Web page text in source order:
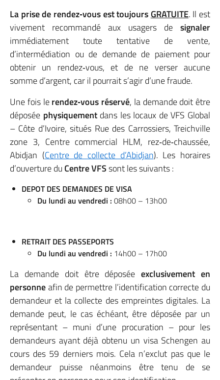
La prise de rendez‑vous est toujours GRATUITE. Il est
vivement recommandé aux usagers de signaler
immédiatement toute tentative de vente,
d’intermédiation ou de demande de paiement pour
obtenir un rendez‑vous, et de ne verser aucune
somme d’argent, car il pourrait s’agir d’une fraude.
Une fois lerendez‑vous réservé, la demande doit être
déposée physiquementdans les locaux de VFS Global
– Côte d’Ivoire, situés Rue des Carrossiers, Treichville
zone 3, Centre commercial HLM, rez‑de‑chaussée,
Abidjan (Centre de collecte d’Abidjan). Les horaires
d’ouverture du Centre VFSsont les suivants :
DEPOT DES DEMANDES DE VISA
Du lundi au vendredi : 08h00 – 13h00
RETRAIT DES PASSEPORTS
Du lundi au vendredi : 14h00 – 17h00
La demande doit être déposéeexclusivement en
personneafin de permettre l’identification correcte du
demandeur et la collecte des empreintes digitales. La
demande peut, le cas échéant, être déposée par un
représentant – muni d’une procuration – pour les
demandeurs ayant déjà obtenu un visa Schengen au
cours des 59 derniers mois. Cela n’exclut pas que le
demandeur puisse néanmoins être tenu de se